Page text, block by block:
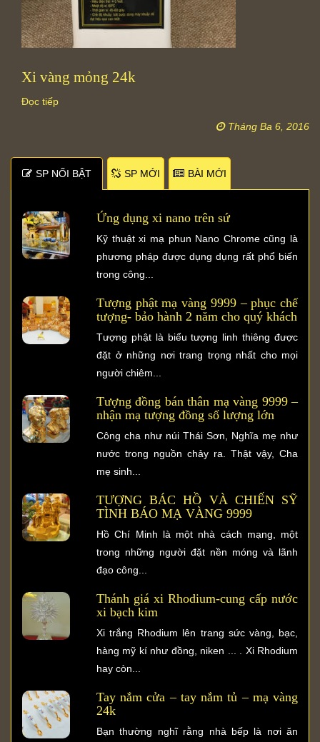
Xi vàng mỏng 24k
Đọc tiếp
Tháng Ba 6, 2016
SP NỐI BẬT SP MỚI BÀI MỚI
Ứng dụng xi nano trên sứ
Kỹ thuật xi mạ phun Nano Chrome cũng là
phương pháp được dụng dụng rất phổ biến
trong công...
Tượng phật mạ vàng 9999 – phục chế
tượng- bảo hành 2 năm cho quý khách
Tượng phật là biểu tượng linh thiêng được
đặt ở những nơi trang trọng nhất cho mọi
người chiêm...
Tượng đồng bán thân mạ vàng 9999 –
nhận mạ tượng đồng số lượng lớn
Công cha như núi Thái Sơn, Nghĩa mẹ như
nước trong nguồn chảy ra. Thật vậy, Cha
mẹ sinh...
TƯỢNG BÁC HỒ VÀ CHIẾN SỸ
TÌNH BÁO MẠ VÀNG 9999
Hồ Chí Minh là một nhà cách mạng, một
trong những người đặt nền móng và lãnh
đạo công...
Thánh giá xi Rhodium-cung cấp nước
xi bạch kim
Xi trắng Rhodium lên trang sức vàng, bạc,
hàng mỹ kí như đồng, niken ... . Xi Rhodium
hay còn...
Tay nắm cửa – tay nắm tủ – mạ vàng
24k
Bạn thường nghĩ rằng nhà bếp là nơi ăn